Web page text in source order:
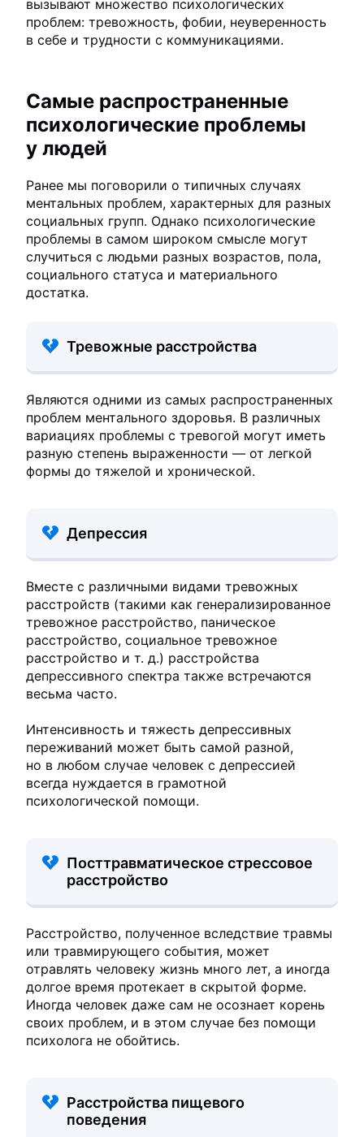
вызывают множество психологических
проблем: тревожность, фобии, неуверенность
в себе и трудности с коммуникациями.
Самые распространенные
психологические проблемы
у людей
Ранее мы поговорили о типичных случаях
ментальных проблем, характерных для разных
социальных групп. Однако психологические
проблемы в самом широком смысле могут
случиться с людьми разных возрастов, пола,
социального статуса и материального
достатка.
Тревожные расстройства
Являются одними из самых распространенных
проблем ментального здоровья. В различных
вариациях проблемы с тревогой могут иметь
разную степень выраженности — от легкой
формы до тяжелой и хронической.
Депрессия
Вместе с различными видами тревожных
расстройств (такими как генерализированное
тревожное расстройство, паническое
расстройство, социальное тревожное
расстройство и т. д.) расстройства
депрессивного спектра также встречаются
весьма часто.
Интенсивность и тяжесть депрессивных
переживаний может быть самой разной,
но в любом случае человек с депрессией
всегда нуждается в грамотной
психологической помощи.
Посттравматическое стрессовое
расстройство
Расстройство, полученное вследствие травмы
или травмирующего события, может
отравлять человеку жизнь много лет, а иногда
долгое время протекает в скрытой форме.
Иногда человек даже сам не осознает корень
своих проблем, и в этом случае без помощи
психолога не обойтись.
Расстройства пищевого
поведения